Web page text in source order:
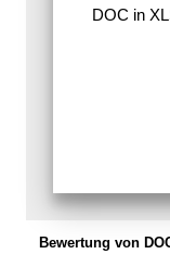
DOC in
Bewertung von